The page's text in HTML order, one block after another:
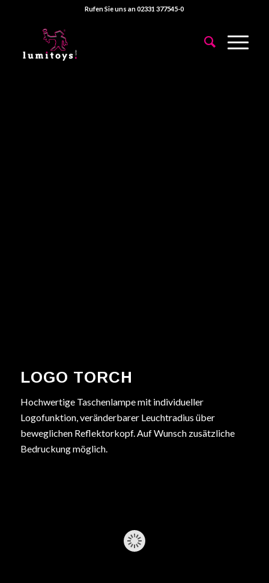
Rufen Sie uns an 02331 377545-0
LOGO TORCH
Hochwertige Taschenlampe mit individueller
Logofunktion, veränderbarer Leuchtradius über
beweglichen Reflektorkopf. Auf Wunsch zusätzliche
Bedruckung möglich.